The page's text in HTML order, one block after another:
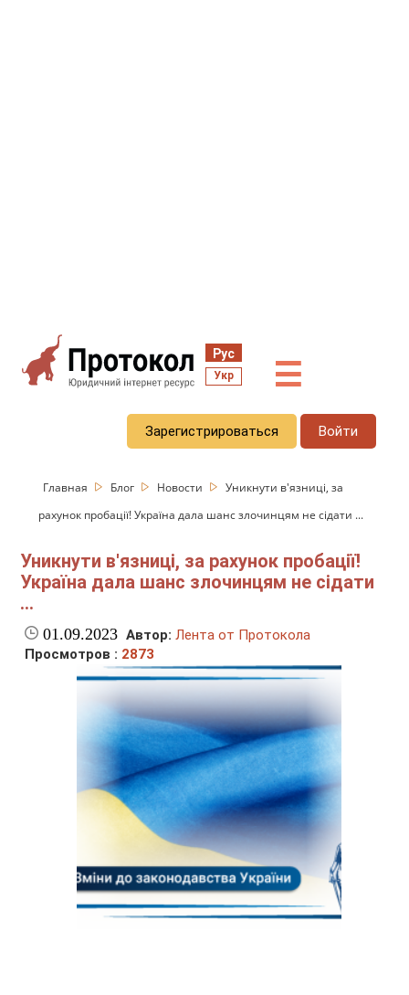
Рус
Укр ☰
Зарегистрироваться Войти
Главная Блог Новости
Уникнути в'язниці, за
рахунок пробації! Україна дала шанс злочинцям не сідати ...
Уникнути в'язниці, за рахунок пробації!
Україна дала шанс злочинцям не сідати
...
01.09.2023 Автор: Лента от Протокола
Просмотров : 2873